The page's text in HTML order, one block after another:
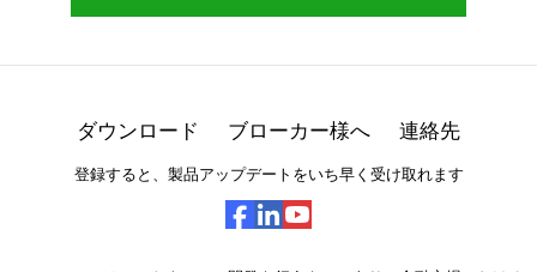
ダウンロード ブローカー様へ 連絡先
登録すると、製品アップデートをいち早く受け取れます